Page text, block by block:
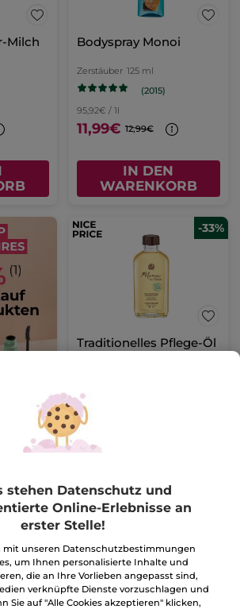
Milch Bodyspray Monoi
Zerstäuber 125 ml
(2015)
95,92€ / 1l
11,99€ 12,99€
IN DEN
WARENKORB
-33%
Traditionelles Pflege-Öl
99,90€ / 1l
9,99€
WARENKORB
-10%
stehen Datenschutz und
Online-Erlebnisse an
erster Stelle!
unseren Datenschutzbestimmungen
um Ihnen personalisierte Inhalte und
die an Ihre Vorlieben angepasst sind,
verknüpfte Dienste vorzuschlagen und
Sie auf "Alle Cookies akzeptieren" klicken,